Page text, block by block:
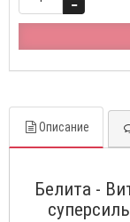
Описание
Белита -